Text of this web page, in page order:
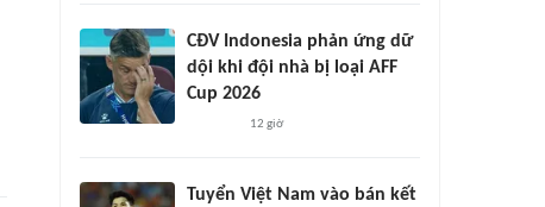
CĐV Indonesia phản ứng dữ
dội khi đội nhà bị loại AFF
Cup 2026
12 giờ
Tuyển Việt Nam vào bán kết